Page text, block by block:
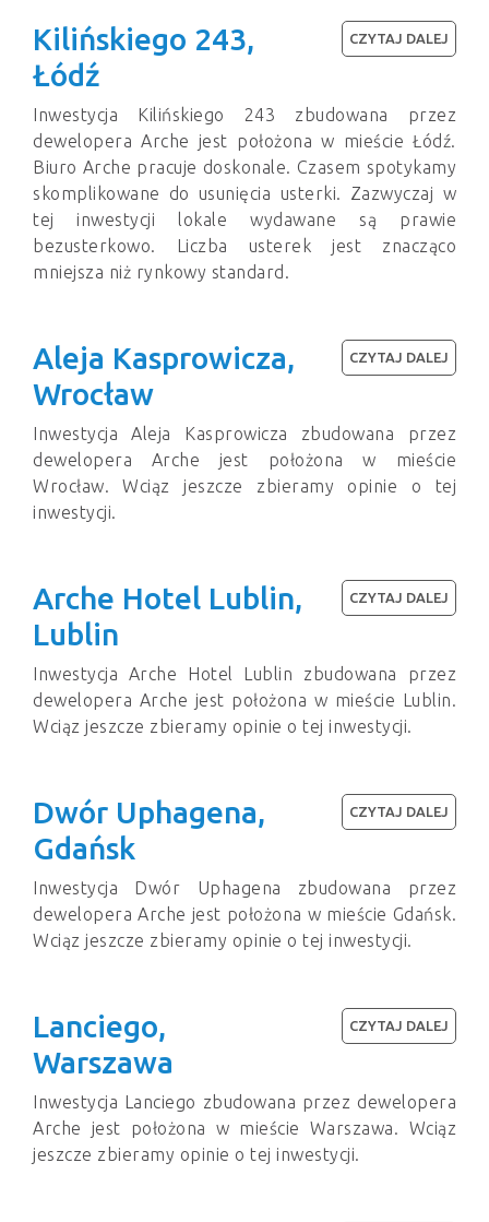
Kilińskiego 243,
Łódź
Inwestycja Kilińskiego 243 zbudowana przez
dewelopera Arche jest położona w mieście Łódź.
Biuro Arche pracuje doskonale. Czasem spotykamy
skomplikowane do usunięcia usterki. Zazwyczaj w
tej inwestycji lokale wydawane są prawie
bezusterkowo. Liczba usterek jest znacząco
mniejsza niż rynkowy standard.
CZYTAJ DALEJ
Aleja Kasprowicza,
Wrocław
Inwestycja Aleja Kasprowicza zbudowana przez
dewelopera Arche jest położona w mieście
Wrocław. Wciąz jeszcze zbieramy opinie o tej
inwestycji.
CZYTAJ DALEJ
Arche Hotel Lublin,
Lublin
Inwestycja Arche Hotel Lublin zbudowana przez
dewelopera Arche jest położona w mieście Lublin.
Wciąz jeszcze zbieramy opinie o tej inwestycji.
CZYTAJ DALEJ
Dwór Uphagena,
Gdańsk
Inwestycja Dwór Uphagena zbudowana przez
dewelopera Arche jest położona w mieście Gdańsk.
Wciąz jeszcze zbieramy opinie o tej inwestycji.
CZYTAJ DALEJ
Lanciego,
Warszawa
Inwestycja Lanciego zbudowana przez dewelopera
Arche jest położona w mieście Warszawa. Wciąz
jeszcze zbieramy opinie o tej inwestycji.
CZYTAJ DALEJ